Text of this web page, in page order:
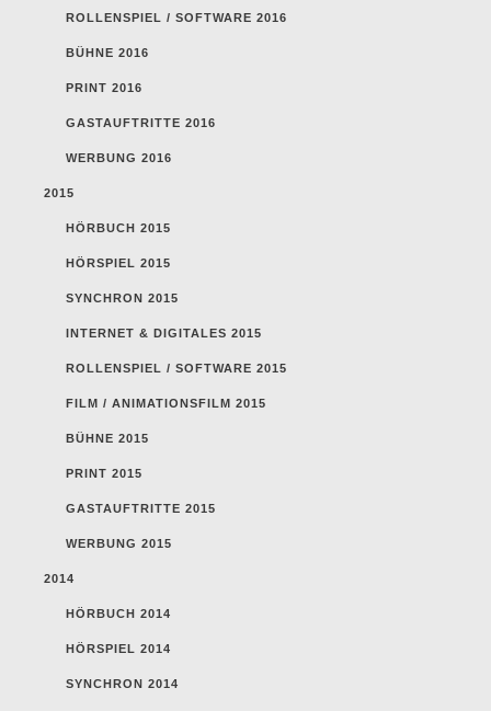
ROLLENSPIEL / SOFTWARE 2016
BÜHNE 2016
PRINT 2016
GASTAUFTRITTE 2016
WERBUNG 2016
2015
HÖRBUCH 2015
HÖRSPIEL 2015
SYNCHRON 2015
INTERNET & DIGITALES 2015
ROLLENSPIEL / SOFTWARE 2015
FILM / ANIMATIONSFILM 2015
BÜHNE 2015
PRINT 2015
GASTAUFTRITTE 2015
WERBUNG 2015
2014
HÖRBUCH 2014
HÖRSPIEL 2014
SYNCHRON 2014